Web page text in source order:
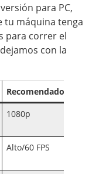
para PC,
tu máquina tenga
para correr el
con la
Recomendado
1080p
Alto/60 FPS